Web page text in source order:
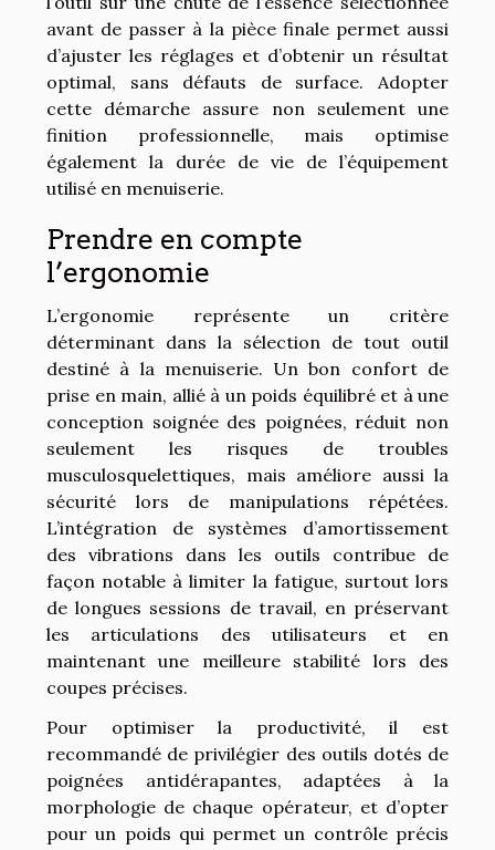
avant de passer à la pièce finale permet aussi
d’ajuster les réglages et d’obtenir un résultat
optimal, sans défauts de surface. Adopter
cette démarche assure non seulement une
finition professionnelle, mais optimise
également la durée de vie de l’équipement
utilisé en menuiserie.
Prendre en compte
l’ergonomie
L’ergonomie représente un critère
déterminant dans la sélection de tout outil
destiné à la menuiserie. Un bon confort de
prise en main, allié à un poids équilibré et à une
conception soignée des poignées, réduit non
seulement les risques de troubles
musculosquelettiques, mais améliore aussi la
sécurité lors de manipulations répétées.
L’intégration de systèmes d’amortissement
des vibrations dans les outils contribue de
façon notable à limiter la fatigue, surtout lors
de longues sessions de travail, en préservant
les articulations des utilisateurs et en
maintenant une meilleure stabilité lors des
coupes précises.
Pour optimiser la productivité, il est
recommandé de privilégier des outils dotés de
poignées antidérapantes, adaptées à la
morphologie de chaque opérateur, et d’opter
pour un poids qui permet un contrôle précis